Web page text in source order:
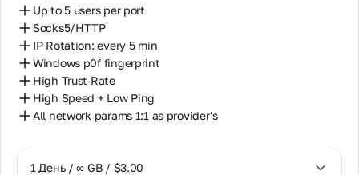
Up to 5 users per port
Socks5/HTTP
IP Rotation: every 5 min
Windows p0f fingerprint
High Trust Rate
High Speed + Low Ping
All network params 1:1 as provider's
1 День / ∞ GB / $3.00